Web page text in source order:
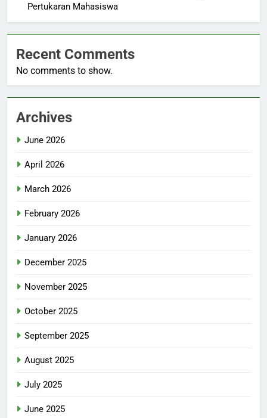
Pertukaran Mahasiswa
Recent Comments
No comments to show.
Archives
June 2026
April 2026
March 2026
February 2026
January 2026
December 2025
November 2025
October 2025
September 2025
August 2025
July 2025
June 2025